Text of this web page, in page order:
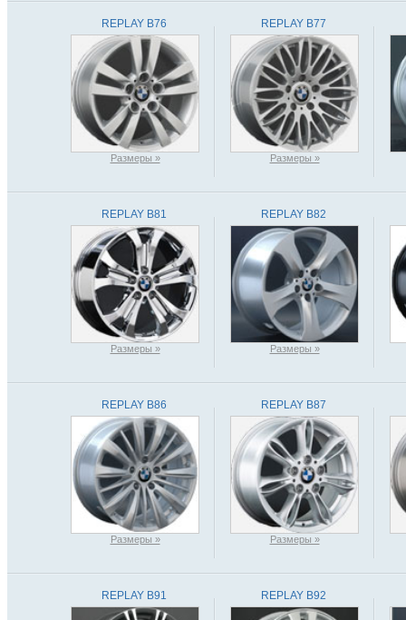
REPLAY B76
Размеры »
REPLAY B77
Размеры »
REPLAY B81
Размеры »
REPLAY B82
Размеры »
REPLAY B86
Размеры »
REPLAY B87
Размеры »
REPLAY B91 REPLAY B92